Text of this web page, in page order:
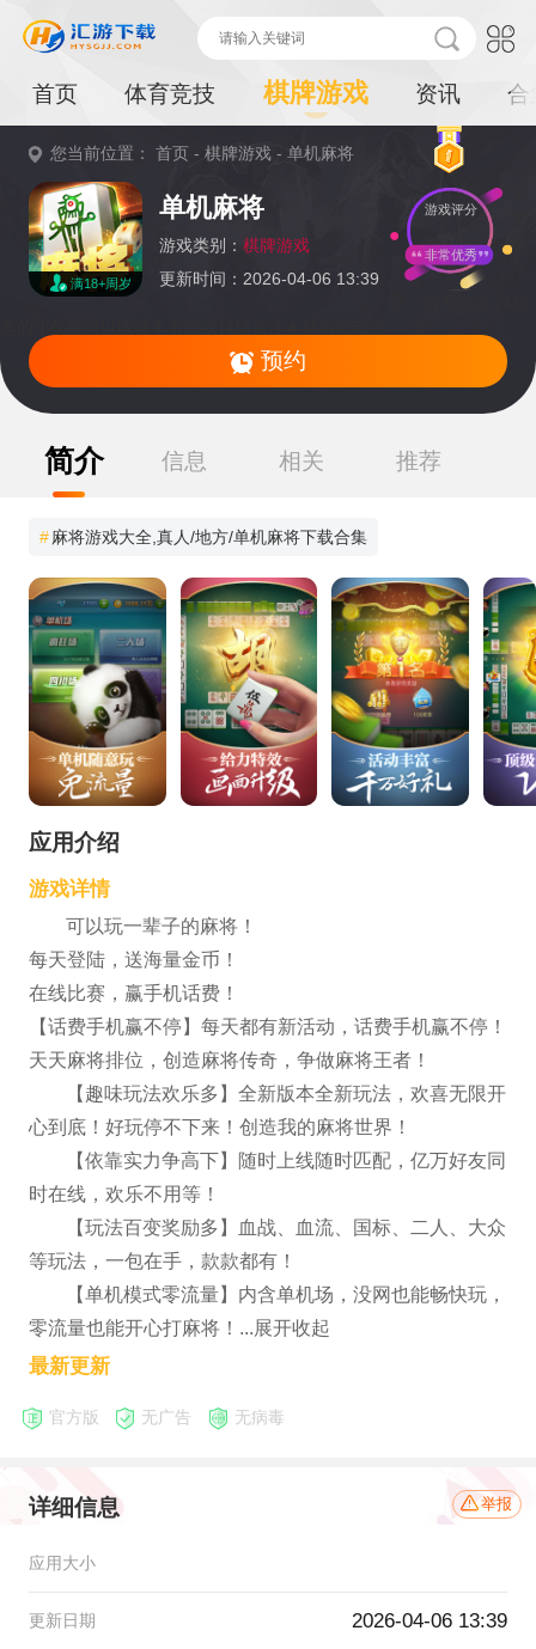
首页 体育竞技 棋牌游戏 资讯 合
您当前位置：首页 -棋牌游戏 -单机麻将
满18+周岁
单机麻将
游戏类别： 棋牌游戏
更新时间：2026-04-06 13:39
游戏评分
非常优秀
预约
提
简介 信息 相关 推荐
#麻将游戏大全,真人/地方/单机麻将下载合集
应用介绍
游戏详情
可以玩一辈子的麻将！
每天登陆，送海量金币！
在线比赛，赢手机话费！
【话费手机赢不停】每天都有新活动，话费手机赢不停！
天天麻将排位，创造麻将传奇，争做麻将王者！
【趣味玩法欢乐多】全新版本全新玩法，欢喜无限开
心到底！好玩停不下来！创造我的麻将世界！
【依靠实力争高下】随时上线随时匹配，亿万好友同
时在线，欢乐不用等！
【玩法百变奖励多】血战、血流、国标、二人、大众
等玩法，一包在手，款款都有！
【单机模式零流量】内含单机场，没网也能畅快玩，
零流量也能开心打麻将！...展开收起
最新更新
官方版 无广告 无病毒
详细信息 举报
应用大小
更新日期 2026-04-06 13:39